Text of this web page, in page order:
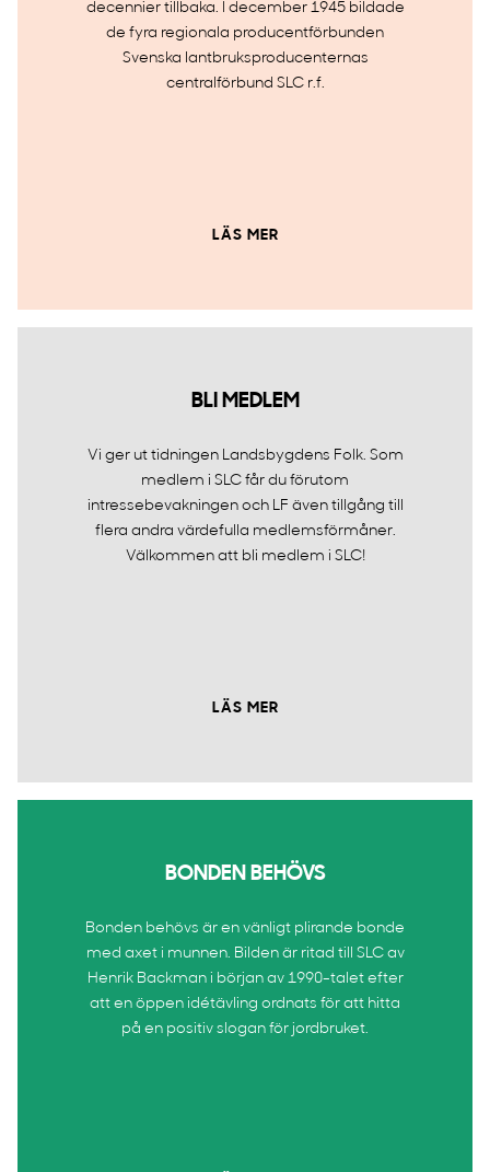
decennier tillbaka. I december 1945 bildade
de fyra regionala producentförbunden
Svenska lantbruksproducenternas
centralförbund SLC r.f.
LÄS MER
BLI MEDLEM
Vi ger ut tidningen Landsbygdens Folk. Som
medlem i SLC får du förutom
intressebevakningen och LF även tillgång till
flera andra värdefulla medlemsförmåner.
Välkommen att bli medlem i SLC!
LÄS MER
BONDEN BEHÖVS
Bonden behövs är en vänligt plirande bonde
med axet i munnen. Bilden är ritad till SLC av
Henrik Backman i början av 1990-talet efter
att en öppen idétävling ordnats för att hitta
på en positiv slogan för jordbruket.